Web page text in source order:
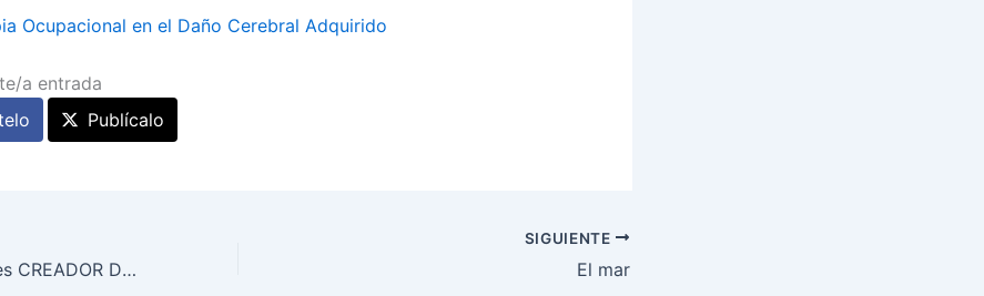
Ocupacional en el Daño Cerebral Adquirido
a entrada
Publícalo
LIDER Jimmy Wales CREADOR DE WILKIPEDIA
SIGUIENTE
El mar